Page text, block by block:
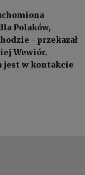
Polaków,
- przekazał
Wewiór.
jest w kontakcie